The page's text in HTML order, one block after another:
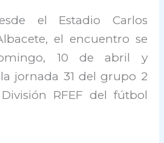
el Estadio Carlos
el encuentro se
10 de abril y
jornada 31 del grupo 2
RFEF del fútbol